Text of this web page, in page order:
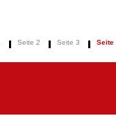
Seite 2 Seite 3 Seite